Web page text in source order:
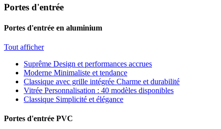
Portes d'entrée
Portes d'entrée en aluminium
Tout afficher
Suprême Design et performances accrues
Moderne Minimaliste et tendance
Classique avec grille intégrée Charme et durabilité
Vitrée Personnalisation : 40 modèles disponibles
Classique Simplicité et élégance
Portes d'entrée PVC